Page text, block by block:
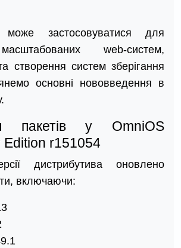
може застосовуватися для
web-систем,
та створення систем зберігання
основні нововведення в
пакетів у OmniOS
Edition r151054
дистрибутива оновлено
включаючи: